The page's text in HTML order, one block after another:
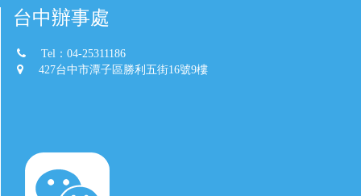
台中辦事處
Tel：04-25311186
427台中市潭子區勝利五街16號9樓